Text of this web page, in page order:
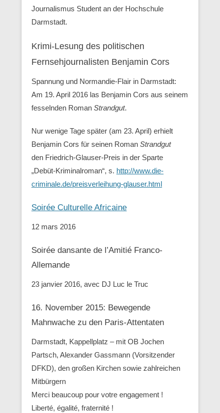
Journalismus Student an der Hochschule
Darmstadt.
Krimi-Lesung des politischen
Fernsehjournalisten Benjamin Cors
Spannung und Normandie-Flair in Darmstadt:
Am 19. April 2016 las Benjamin Cors aus seinem
fesselnden Roman Strandgut.
Nur wenige Tage später (am 23. April) erhielt
Benjamin Cors für seinen Roman Strandgut
den Friedrich-Glauser-Preis in der Sparte
„Debüt-Kriminalroman“, s. http://www.die-
criminale.de/preisverleihung-glauser.html
Soirée Culturelle Africaine
12 mars 2016
Soirée dansante de l’Amitié Franco-
Allemande
23 janvier 2016, avec DJ Luc le Truc
16. November 2015: Bewegende
Mahnwache zu den ‪Paris-Attentaten
Darmstadt, Kappellplatz – mit OB Jochen
Partsch, Alexander Gassmann (Vorsitzender
‪‎DFKD), den großen Kirchen sowie zahlreichen
Mitbürgern
Merci beaucoup pour votre engagement !
Liberté, égalité, fraternité !